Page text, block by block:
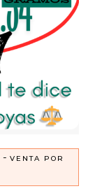
- VENTA POR